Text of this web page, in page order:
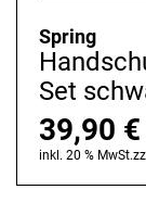
Spring
Set
39,90 €
inkl. 20 % MwSt.